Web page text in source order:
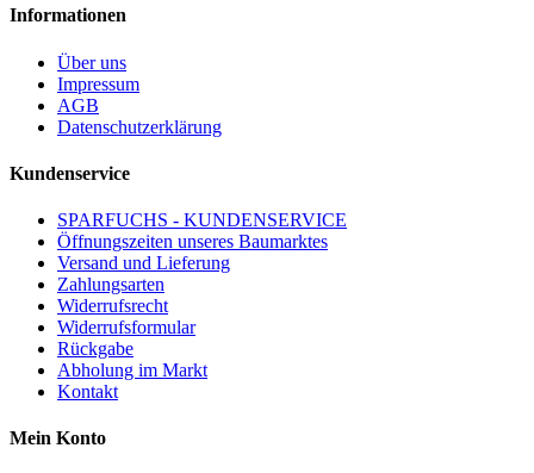
Informationen
Über uns
Impressum
AGB
Datenschutzerklärung
Kundenservice
SPARFUCHS - KUNDENSERVICE
Öffnungszeiten unseres Baumarktes
Versand und Lieferung
Zahlungsarten
Widerrufsrecht
Widerrufsformular
Rückgabe
Abholung im Markt
Kontakt
Mein Konto